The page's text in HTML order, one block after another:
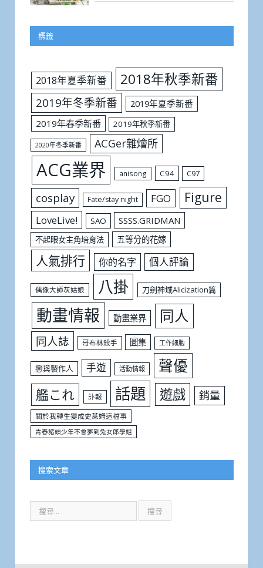
標籤
2018年夏季新番 2018年秋季新番
2019年冬季新番
2019年夏季新番
2019年春季新番
2019年秋季新番
2020年冬季新番 ACGer雜燴所
ACG業界 anisong C94 C97
cosplay Fate/stay night FGO Figure
LoveLive! SAO SSSS.GRIDMAN
不起眼女主角培育法 五等分的花嫁
人氣排行 你的名字 個人評論
偶像大師灰姑娘 八掛 刀劍神域Alicization篇
動畫情報 動畫業界 同人
同人誌 哥布林殺手 圖集 工作細胞
戀與製作人 手遊 活動情報 聲優
艦これ 訃報 話題 遊戲 銷量
關於我轉生變成史萊姆這檔事
青春豬頭少年不會夢到兔女郎學姐
搜索文章